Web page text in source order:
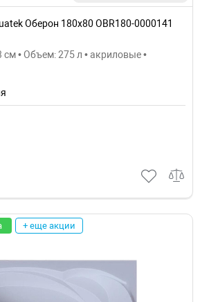
Оберон 180х80 OBR180-0000141
• Объем: 275 л • акриловые •
+ еще акции